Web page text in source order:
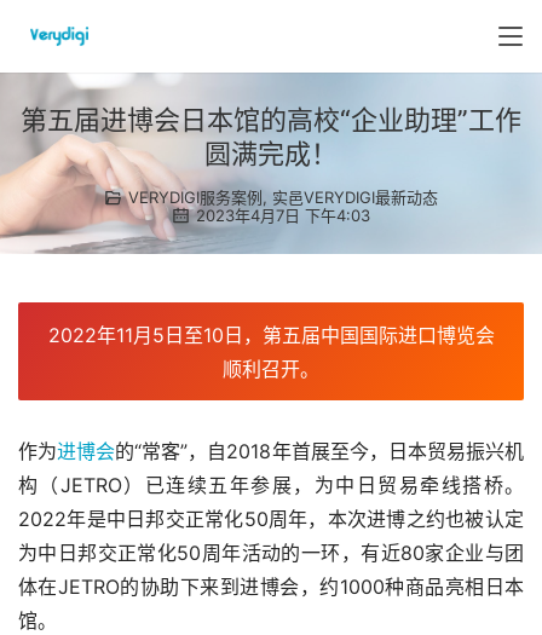
第五届进博会日本馆的高校“企业助理”工作
圆满完成！
VERYDIGI服务案例, 实邑VERYDIGI最新动态
2023年4月7日 下午4:03
2022年11月5日至10日，第五届中国国际进口博览会
顺利召开。
作为进博会的“常客”，自2018年首展至今，日本贸易振兴机
构（JETRO）已连续五年参展，为中日贸易牵线搭桥。
2022年是中日邦交正常化50周年，本次进博之约也被认定
为中日邦交正常化50周年活动的一环，有近80家企业与团
体在JETRO的协助下来到进博会，约1000种商品亮相日本
馆。